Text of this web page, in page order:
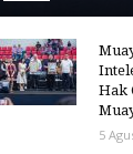
Hak
5